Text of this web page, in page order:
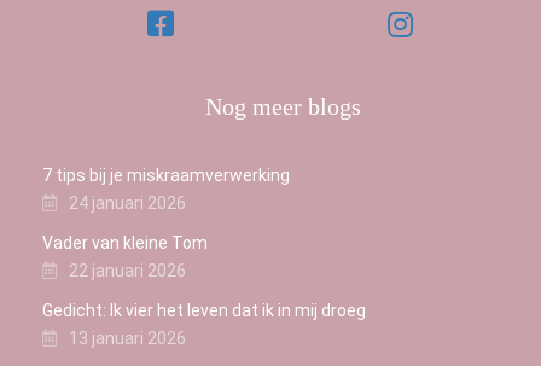
Nog meer blogs
7 tips bij je miskraamverwerking
24 januari 2026
Vader van kleine Tom
22 januari 2026
Gedicht: Ik vier het leven dat ik in mij droeg
13 januari 2026